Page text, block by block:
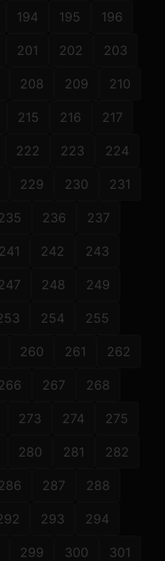
194 195 196
201 202 203
208 209 210
215 216 217
222 223 224
229 230 231
236 237
241 242 243
248 249
254 255
260 261 262
267 268
273 274 275
280 281 282
287 288
293 294
299 300 301